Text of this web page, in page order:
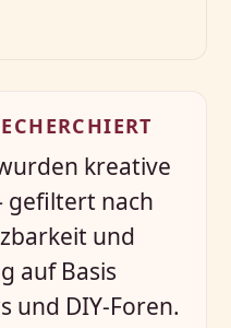
kreative
nach
und
auf Basis
und DIY-Foren.